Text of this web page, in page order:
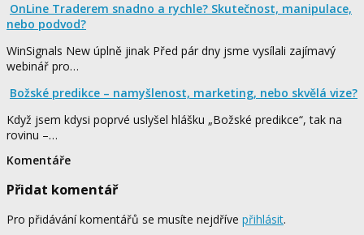
OnLine Traderem snadno a rychle? Skutečnost, manipulace,
nebo podvod?
WinSignals New úplně jinak Před pár dny jsme vysílali zajímavý
webinář pro…
Božské predikce – namyšlenost, marketing, nebo skvělá vize?
Když jsem kdysi poprvé uslyšel hlášku „Božské predikce“, tak na
rovinu –…
Komentáře
Přidat komentář
Pro přidávání komentářů se musíte nejdříve přihlásit.